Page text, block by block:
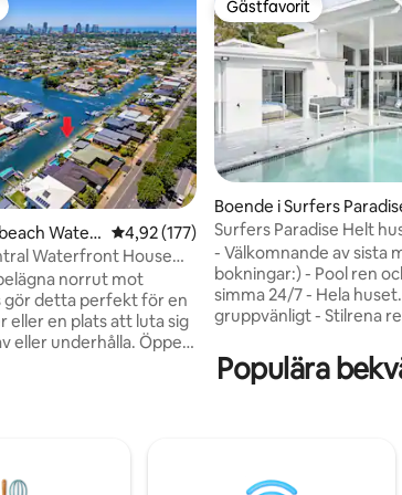
Water
4,92 av 5 i genomsnittligt betyg, 177
4,92 (177)
Waterfront House
norrut mot
detta perfekt för en
eller en plats att luta sig
eller underhålla. Öppen
Gold Coast
Gästfavorit
Gästfavorit
Boende i Surfers
Surfers Paradise Helt
- Välkomnande av sista
bokningar:) - Pool ren
simma 24/7 - Hela
gruppvänligt - Stilrena
Parkering, enkel, gratis
Säkert - Meddelande,
Paradise som en
Populära